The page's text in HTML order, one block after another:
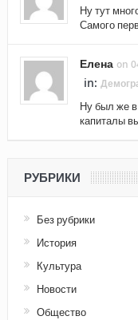
Ну тут
Самого
Елена on
in:
Ну был же в
капиталы
РУБРИКИ
Без рубрики
История
Культура
Новости
Общество